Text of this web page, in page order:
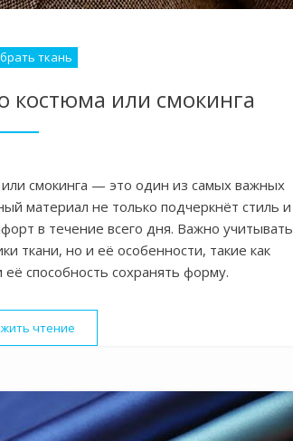
ткань
костюма или смокинга
смокинга — это один из самых важных
материал не только подчеркнёт стиль и
в течение всего дня. Важно учитывать
ткани, но и её особенности, такие как
её способность сохранять форму.
чтение